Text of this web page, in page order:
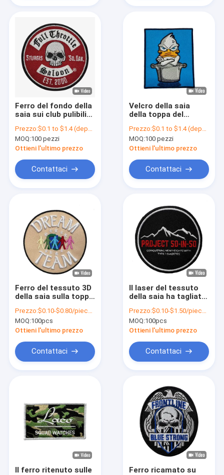
Prodotti
Chi siamo
Fatory Tour
notizie
Tutti i casi
Ferro sulla toppa tessuta
Ferro stampato sulle toppe
Toppe ricamate su ordinazione
Ferro del fondo della
saia sui club pulibili
motociclo della
toppa
Prezzo:$0.1 to $1.4 (depends on the design and order quantity)
MOQ:100 pezzi
Ottieni l'ultimo prezzo
Contattaci
Velcro della saia
della toppa del
trasferimento di
calore di PMS di
Pantone per
Prezzo:$0.1 to $1.4 (depends on the design and order quantity)
MOQ:100 pezzi
Ottieni l'ultimo prezzo
Contattaci
Ferro del tessuto 3D
della saia sulla toppa
confine di Merrow
delle lettere del
ricamo con i colori di
Prezzo:$0.10-$0.80/piece (depends on the design and order quantity)
MOQ:100pcs
Ottieni l'ultimo prezzo
Contattaci
Il laser del tessuto
della saia ha tagliato
del ricamo restringe
la prova
Prezzo:$0.10-$1.50/piece (depends on the design and order quantity)
MOQ:100pcs
Ottieni l'ultimo prezzo
Contattaci
Il ferro ritenuto sulle
Ferro ricamato su